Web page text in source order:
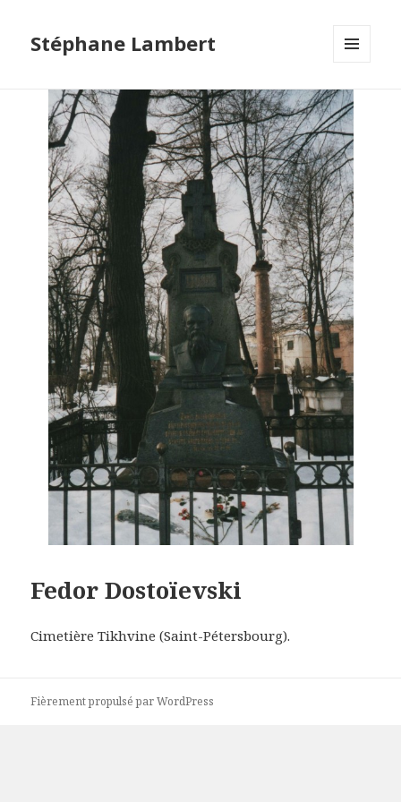
Stéphane Lambert
WIDGETS
Fedor Dostoïevski
Cimetière Tikhvine (Saint-Pétersbourg).
Fièrement propulsé par WordPress